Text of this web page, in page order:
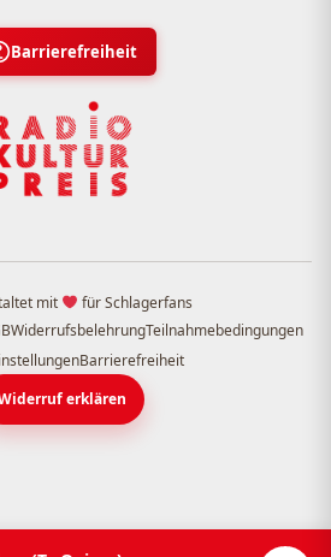
Barrierefreiheit
mit
für Schlagerfans
WiderrufsbelehrungTeilnahmebedingungen
Barrierefreiheit
erklären